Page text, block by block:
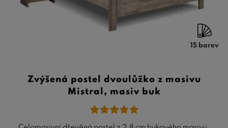
15 barev
Zvýšená postel dvoulůžko z masivu
Mistral, masiv buk